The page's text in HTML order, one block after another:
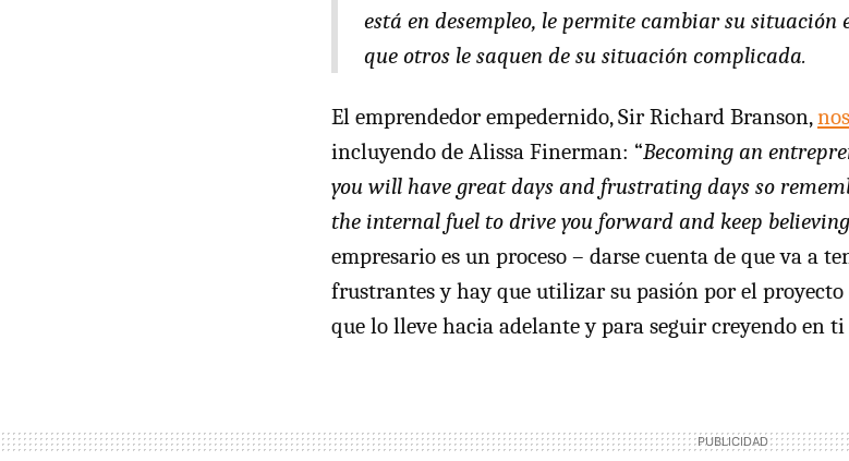
está en desempleo, le permite cambiar su situación
que otros le saquen de su situación complicada.
El emprendedor empedernido, Sir Richard Branson,
incluyendo de Alissa Finerman: “Becoming an
you will have great days and frustrating days so
the internal fuel to drive you forward and keep
empresario es un proceso – darse cuenta de que va a
frustrantes y hay que utilizar su pasión por el
que lo lleve hacia adelante y para seguir creyendo en